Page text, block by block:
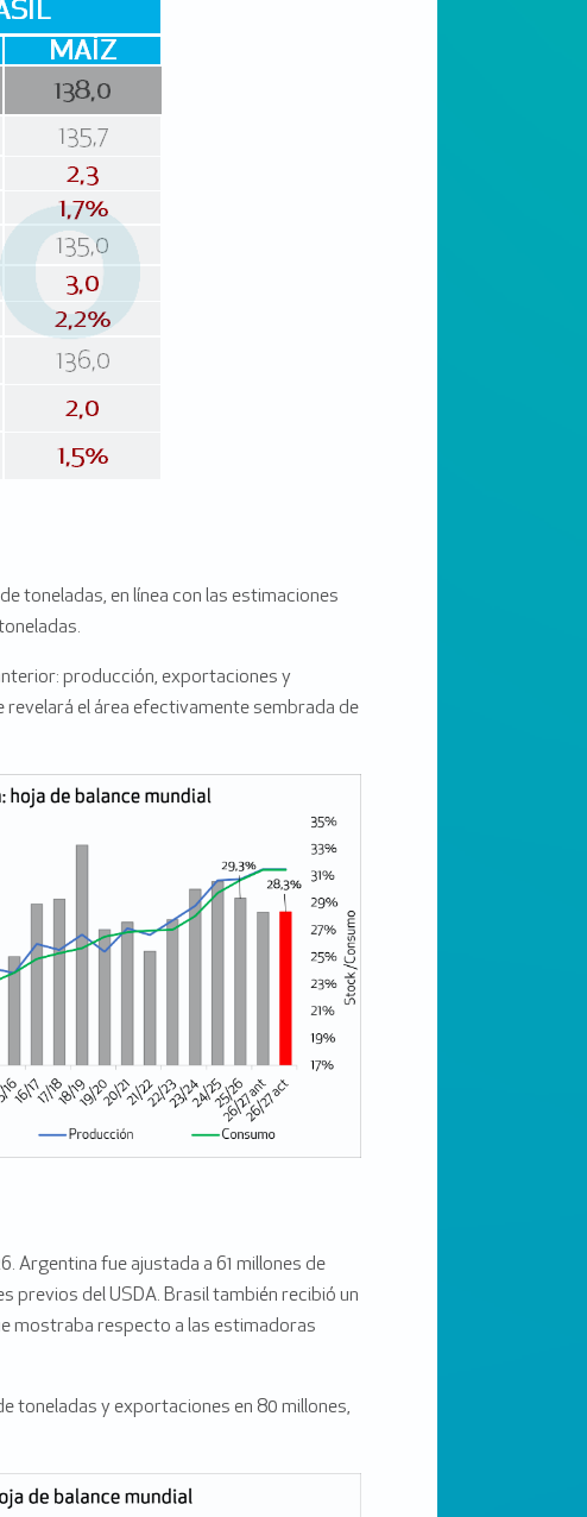
toneladas, en línea con las estimaciones
producción, exportaciones y
revelará el área efectivamente sembrada de
Argentina fue ajustada a 61 millones de
previos del USDA. Brasil también recibió un
mostraba respecto a las estimadoras
toneladas y exportaciones en 80 millones,